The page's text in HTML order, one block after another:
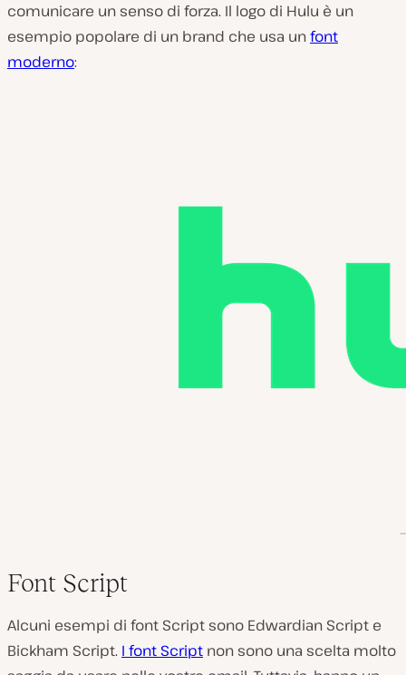
comunicare un senso di forza. Il logo di Hulu è un
esempio popolare di un brand che usa unfont
moderno:
Font Script
Alcuni esempi di font Script sono Edwardian Script e
Bickham Script. I font Script non sono una scelta molto